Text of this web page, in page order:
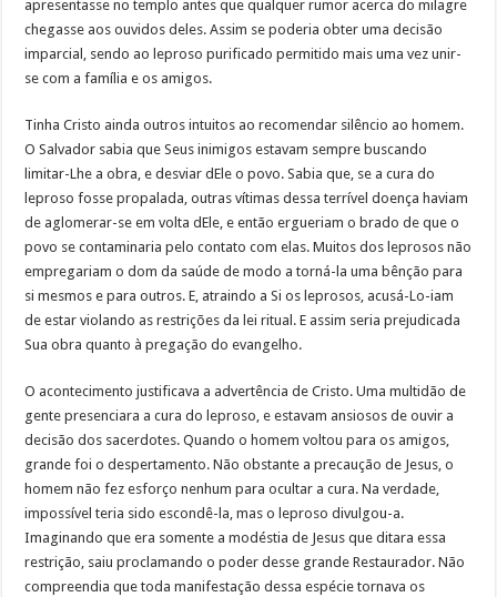
apresentasse no templo antes que qualquer rumor acerca do milagre
chegasse aos ouvidos deles. Assim se poderia obter uma decisão
imparcial, sendo ao leproso purificado permitido mais uma vez unir-
se com a família e os amigos.
Tinha Cristo ainda outros intuitos ao recomendar silêncio ao homem.
O Salvador sabia que Seus inimigos estavam sempre buscando
limitar-Lhe a obra, e desviar dEle o povo. Sabia que, se a cura do
leproso fosse propalada, outras vítimas dessa terrível doença haviam
de aglomerar-se em volta dEle, e então ergueriam o brado de que o
povo se contaminaria pelo contato com elas. Muitos dos leprosos não
empregariam o dom da saúde de modo a torná-la uma bênção para
si mesmos e para outros. E, atraindo a Si os leprosos, acusá-Lo-iam
de estar violando as restrições da lei ritual. E assim seria prejudicada
Sua obra quanto à pregação do evangelho.
O acontecimento justificava a advertência de Cristo. Uma multidão de
gente presenciara a cura do leproso, e estavam ansiosos de ouvir a
decisão dos sacerdotes. Quando o homem voltou para os amigos,
grande foi o despertamento. Não obstante a precaução de Jesus, o
homem não fez esforço nenhum para ocultar a cura. Na verdade,
impossível teria sido escondê-la, mas o leproso divulgou-a.
Imaginando que era somente a modéstia de Jesus que ditara essa
restrição, saiu proclamando o poder desse grande Restaurador. Não
compreendia que toda manifestação dessa espécie tornava os